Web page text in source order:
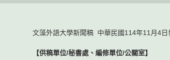
文藻外語大學新聞稿 中華民國114年11月4日
【供稿單位/秘書處、編修單位/公關室】